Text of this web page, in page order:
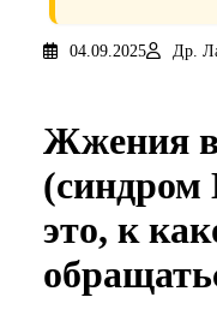
04.09.2025 Др.
Жжения в
(синдром
это, к